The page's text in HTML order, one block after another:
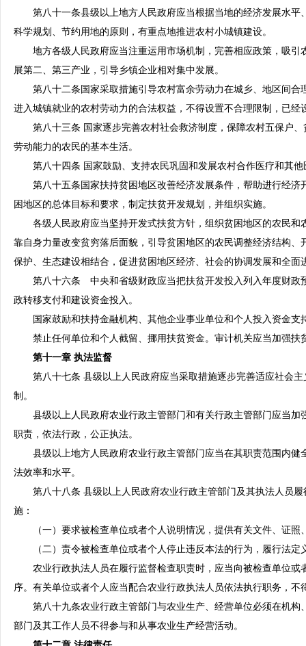
第八十一条县级以上地方人民政府应当根据当地的经济发展水平
科学规划、节约用地的原则，有重点地推进农村小城镇建设。
地方各级人民政府应当注重运用市场机制，完善相应政策，吸引
展第二、第三产业，引导乡镇企业相对集中发展。
第八十二条国家采取措施引导农村富余劳动力在城乡、地区间合
进入城镇就业的农村劳动力的合法权益，不得设置不合理限制，已经
第八十三条 国家逐步完善农村社会救济制度，保障农村五保户、
劳动能力的农民的基本生活。
第八十四条 国家鼓励、支持农民巩固和发展农村合作医疗和其他
第八十五条国家扶持贫困地区改善经济发展条件，帮助进行经济
困地区的总体目标和要求，制定扶贫开发规划，并组织实施。
各级人民政府应当坚持开发式扶贫方针，组织贫困地区的农民和
靠自身力量改变贫穷落后面貌，引导贫困地区的农民调整经济结构
保护、生态建设相结合，促进贫困地区经济、社会的协调发展和全面
第八十六条 中央和省级财政应当把扶贫开发投入列入年度财政
政转移支付和建设资金投入。
国家鼓励和扶持金融机构、其他企业事业单位和个人投入资金支
禁止任何单位和个人截留、挪用扶贫资金。审计机关应当加强扶
第十一章 执法监督
第八十七条 县级以上人民政府应当采取措施逐步完善适应社会主
制。
县级以上人民政府农业行政主管部门和有关行政主管部门应当加
职责，依法行政，公正执法。
县级以上地方人民政府农业行政主管部门应当在其职责范围内健
法效率和水平。
第八十八条 县级以上人民政府农业行政主管部门及其执法人员履
施：
（一）要求被检查单位或者个人说明情况，提供有关文件、证照
（二）责令被检查单位或者个人停止违反本法的行为，履行法定
农业行政执法人员在履行监督检查职责时，应当向被检查单位或
序。有关单位或者个人应当配合农业行政执法人员依法执行职务，不
第八十九条农业行政主管部门与农业生产、经营单位必须在机构
部门及其工作人员不得参与和从事农业生产经营活动。